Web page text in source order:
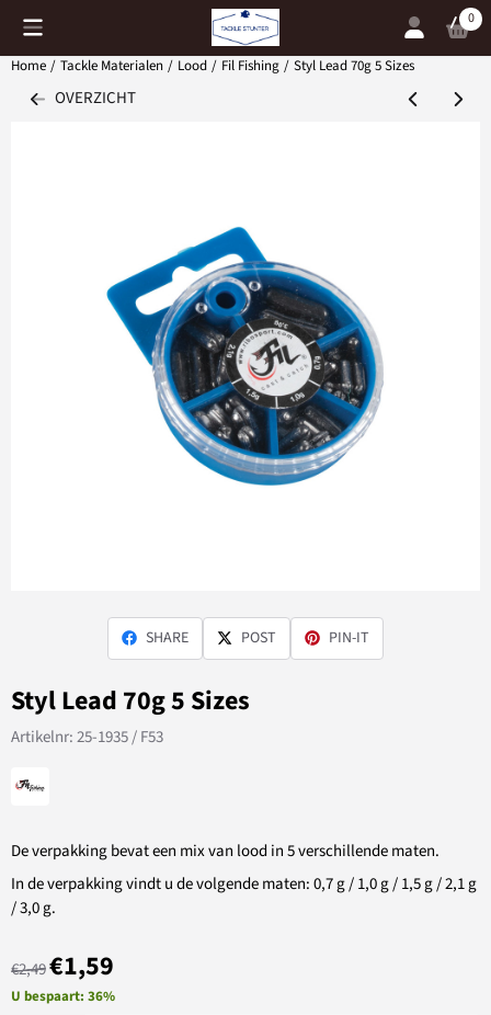
Cookievoorkeuren zijn momenteel gesloten. 0
Home / Tackle Materialen / Lood / Fil Fishing / Styl Lead 70g 5 Sizes
OVERZICHT
SHARE POST PIN-IT
Styl Lead 70g 5 Sizes
Artikelnr:25-1935 / F53
De verpakking bevat een mix van lood in 5 verschillende maten.
In de verpakking vindt u de volgende maten: 0,7 g / 1,0 g / 1,5 g / 2,1 g
/ 3,0 g.
€2,49€1,59
U bespaart: 36%